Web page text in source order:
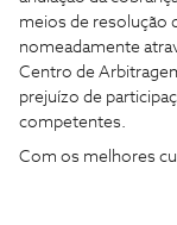
meios de resolução
nomeadamente
Centro de
prejuízo de
competentes.
Com os melhores